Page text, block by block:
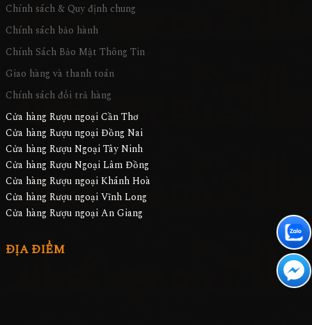
Chính sách & Quy định chung
Chính sách bảo hành
Chính Sách Bảo Mật Thông Tin
Giao hàng và thanh toán
Chính sách đổi trả hàng
Cửa hàng Rượu ngoại Cần Thơ
Cửa hàng Rượu ngoại Đồng Nai
Cửa hàng Rượu Ngoại Tây Ninh
Cửa hàng Rượu Ngoại Lâm Đồng
Cửa hàng Rượu ngoại Khánh Hoà
Cửa hàng Rượu ngoại Vĩnh Long
Cửa hàng Rượu ngoại An Giang
ĐỊA ĐIỂM